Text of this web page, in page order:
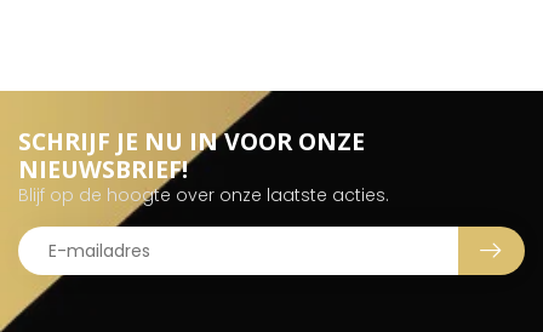
SCHRIJF JE NU IN VOOR ONZE
NIEUWSBRIEF!
Blijf op de hoogte over onze laatste acties.